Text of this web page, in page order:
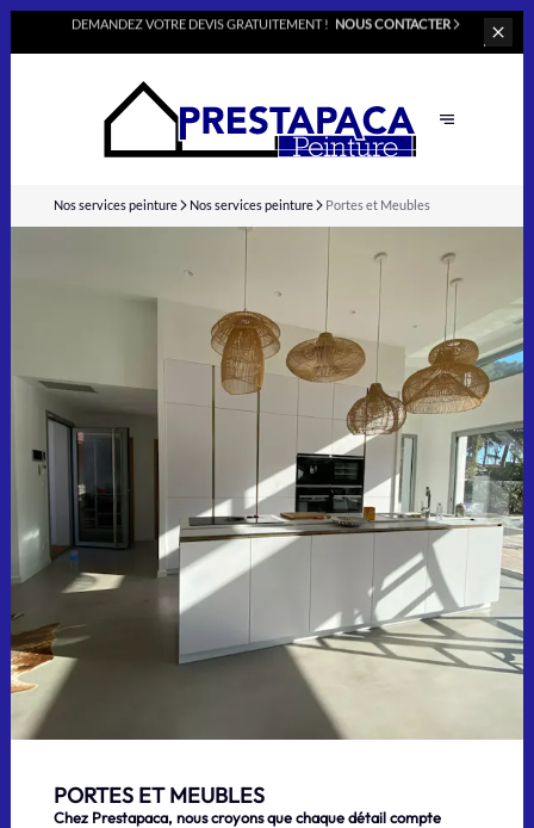
DEMANDEZ VOTRE DEVIS GRATUITEMENT ! NOUS CONTACTER
Nos services peinture Nos services peinture Portes et Meubles
PORTES ET MEUBLES
Chez Prestapaca, nous croyons que chaque détail compte